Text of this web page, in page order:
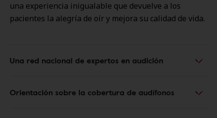
una experiencia inigualable que devuelve a los
pacientes la alegría de oír y mejora su calidad de vida.
Una red nacional de expertos en audición
Orientación sobre la cobertura de audífonos